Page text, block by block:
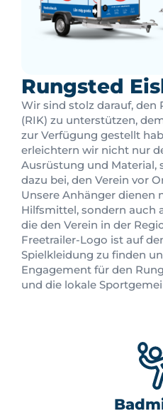
Rungsted
Wir sind stolz darauf, den
(RIK) zu unterstützen,
zur Verfügung gestellt
erleichtern wir nicht nur
Ausrüstung und Material,
dazu bei, den Verein vor
Unsere Anhänger dienen
Hilfsmittel, sondern auch
die den Verein in der
Freetrailer-Logo ist auf
Spielkleidung zu finden
Engagement für den
und die lokale